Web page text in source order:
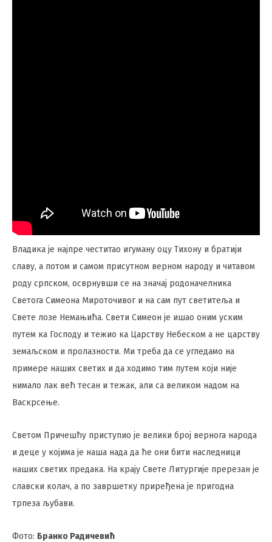
Владика је најпре честитао игуману оцу Тихону и братији
славу, а потом и самом присутном верном народу и читавом
роду српском, осврнувши се на значај родоначелника
Светога Симеона Мироточивог и на сам пут светитеља и
Свете лозе Немањића. Свети Симеон је ишао оним уским
путем ка Господу и тежио ка Царству Небеском а не царству
земаљском и пролазности. Ми треба да се угледамо на
примере наших светих и да ходимо тим путем који није
нимало лак већ тесан и тежак, али са великом надом на
Васкрсење.
Светом Причешћу приступио је велики број вернога народа
и деце у којима је наша нада да ће они бити наследници
наших светих предака. На крају Свете Литургије пререзан је
славски колач, а по завршетку приређена је пригодна
трпеза љубави.
Фото: Бранко Радичевић